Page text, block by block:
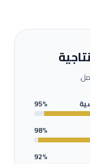
95%
98%
92%